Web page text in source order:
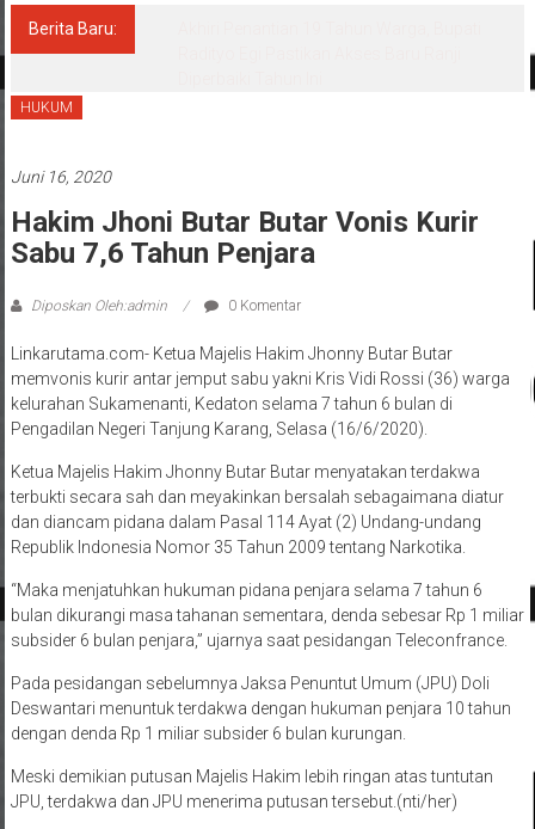
Terpercaya
Berita Baru:
HUKUM
Juni 16, 2020
Hakim Jhoni Butar Butar Vonis Kurir
Sabu 7,6 Tahun Penjara
Diposkan Oleh:admin 0 Komentar
Linkarutama.com- Ketua Majelis Hakim Jhonny Butar Butar
memvonis kurir antar jemput sabu yakni Kris Vidi Rossi (36) warga
kelurahan Sukamenanti, Kedaton selama 7 tahun 6 bulan di
Pengadilan Negeri Tanjung Karang, Selasa (16/6/2020).
Ketua Majelis Hakim Jhonny Butar Butar menyatakan terdakwa
terbukti secara sah dan meyakinkan bersalah sebagaimana diatur
dan diancam pidana dalam Pasal 114 Ayat (2) Undang-undang
Republik Indonesia Nomor 35 Tahun 2009 tentang Narkotika.
“Maka menjatuhkan hukuman pidana penjara selama 7 tahun 6
bulan dikurangi masa tahanan sementara, denda sebesar Rp 1 miliar
subsider 6 bulan penjara,” ujarnya saat pesidangan Teleconfrance.
Pada pesidangan sebelumnya Jaksa Penuntut Umum (JPU) Doli
Deswantari menuntuk terdakwa dengan hukuman penjara 10 tahun
dengan denda Rp 1 miliar subsider 6 bulan kurungan.
Meski demikian putusan Majelis Hakim lebih ringan atas tuntutan
JPU, terdakwa dan JPU menerima putusan tersebut.(nti/her)